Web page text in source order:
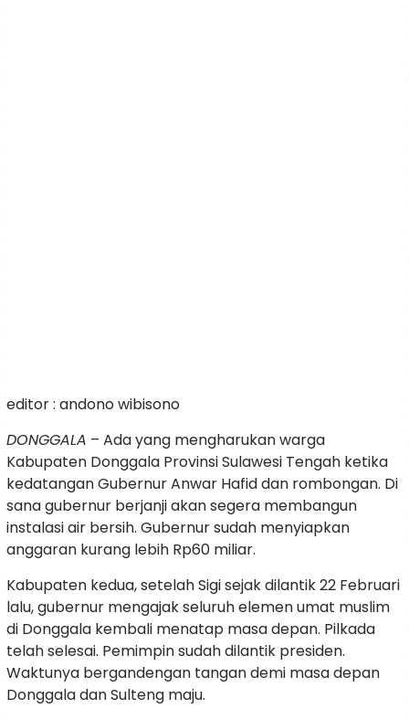
editor : andono wibisono
DONGGALA – Ada yang mengharukan warga
Kabupaten Donggala Provinsi Sulawesi Tengah ketika
kedatangan Gubernur Anwar Hafid dan rombongan. Di
sana gubernur berjanji akan segera membangun
instalasi air bersih. Gubernur sudah menyiapkan
anggaran kurang lebih Rp60 miliar.
Kabupaten kedua, setelah Sigi sejak dilantik 22 Februari
lalu, gubernur mengajak seluruh elemen umat muslim
di Donggala kembali menatap masa depan. Pilkada
telah selesai. Pemimpin sudah dilantik presiden.
Waktunya bergandengan tangan demi masa depan
Donggala dan Sulteng maju.